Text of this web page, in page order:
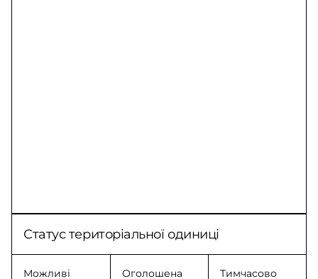
Статус територіальної одиниці
Можливі
Оголошена
Тимчасово